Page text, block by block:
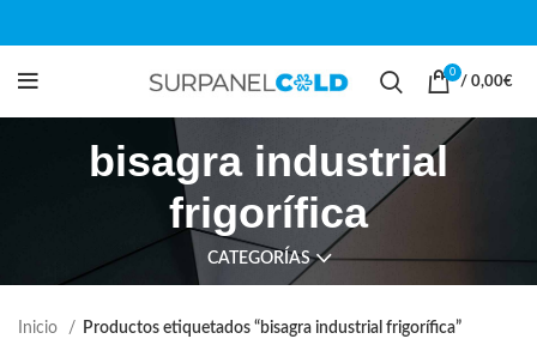
0
/ 0,00€
bisagra industrial
frigorífica
CATEGORÍAS
Inicio Productos etiquetados “bisagra industrial frigorífica”